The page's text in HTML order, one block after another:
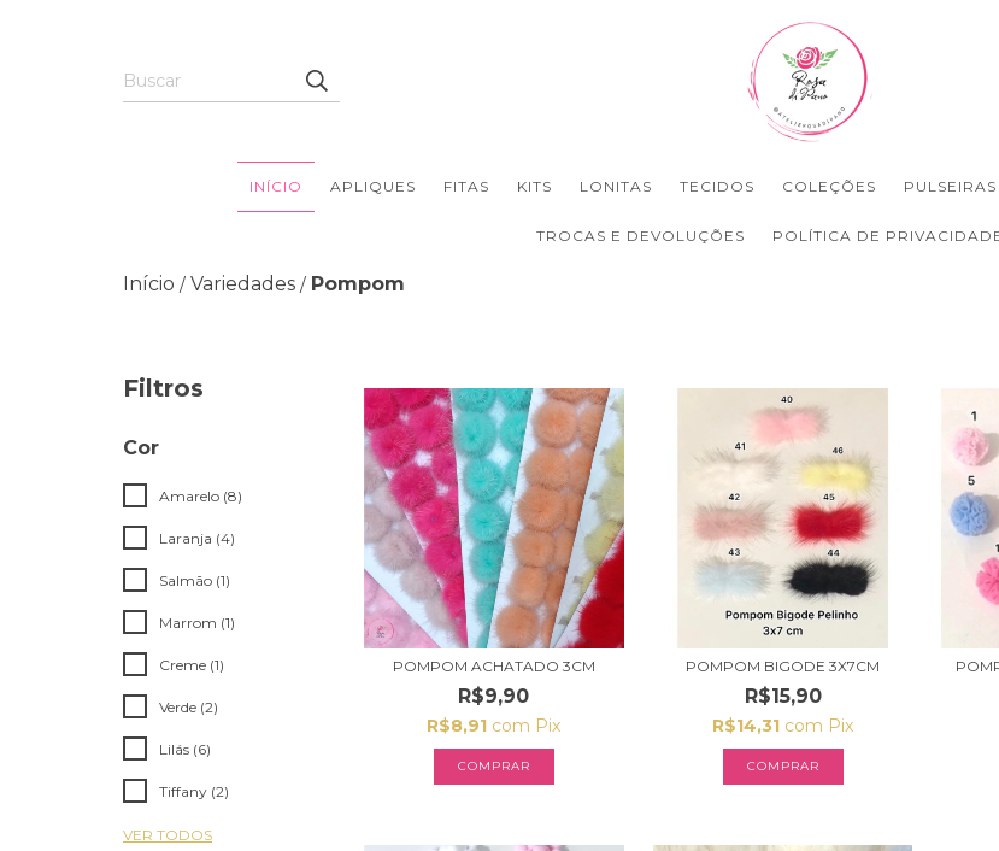
INÍCIO APLIQUES FITAS KITS LONITAS TECIDOS COLEÇÕES PULSEIRAS
TROCAS E DEVOLUÇÕES POLÍTICA DE
Início / Variedades / Pompom
Filtros
Cor
Amarelo (8)
Laranja (4)
Salmão (1)
Marrom (1)
Creme (1)
Verde (2)
Lilás (6)
Tiffany (2)
VER TODOS
POMPOM ACHATADO 3CM
R$9,90
R$8,91 com Pix
COMPRAR
POMPOM BIGODE 3X7CM
R$15,90
R$14,31 com Pix
COMPRAR